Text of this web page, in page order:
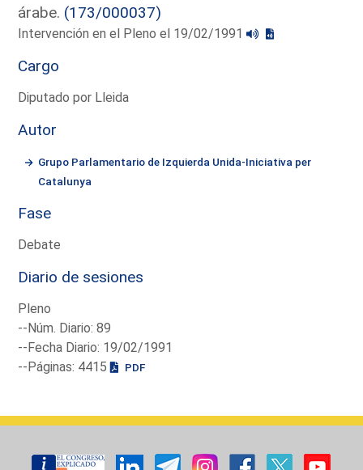
árabe. (173/000037)
Intervención en el Pleno el 19/02/1991
Cargo
Diputado por Lleida
Autor
Grupo Parlamentario de Izquierda Unida-Iniciativa per
Catalunya
Fase
Debate
Diario de sesiones
Pleno
--Núm. Diario: 89
--Fecha Diario: 19/02/1991
--Páginas: 4415
PDF